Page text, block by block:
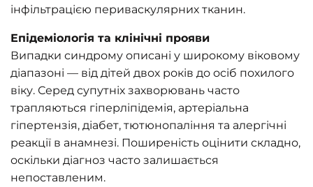
інфільтрацією периваскулярних тканин.
Епідеміологія та клінічні прояви
Випадки синдрому описані у широкому віковому
діапазоні — від дітей двох років до осіб похилого
віку. Серед супутніх захворювань часто
трапляються гіперліпідемія, артеріальна
гіпертензія, діабет, тютюнопаління та алергічні
реакції в анамнезі. Поширеність оцінити складно,
оскільки діагноз часто залишається
непоставленим.